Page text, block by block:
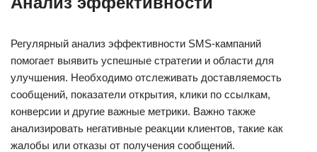
Регулярный анализ эффективности SMS-кампаний
помогает выявить успешные стратегии и области для
улучшения. Необходимо отслеживать доставляемость
сообщений, показатели открытия, клики по ссылкам,
конверсии и другие важные метрики. Важно также
анализировать негативные реакции клиентов, такие как
жалобы или отказы от получения сообщений.